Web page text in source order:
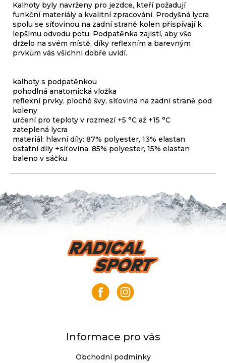
Kalhoty byly navrženy pro jezdce, kteří požadují
funkční materiály a kvalitní zpracování. Prodyšná lycra
spolu se síťovinou na zadní straně kolen přispívají k
lepšímu odvodu potu. Podpatěnka zajistí, aby vše
drželo na svém místě, díky reflexním a barevným
prvkům vás všichni dobře uvidí.
kalhoty s podpatěnkou
pohodlná anatomická vložka
reflexní prvky, ploché švy, síťovina na zadní straně pod
koleny
určení pro teploty v rozmezí +5 °C až +15 °C
zateplená lycra
materiál: hlavní díly: 87% polyester, 13% elastan
ostatní díly +síťovina: 85% polyester, 15% elastan
baleno v sáčku
Informace pro vás
Obchodní podmínky